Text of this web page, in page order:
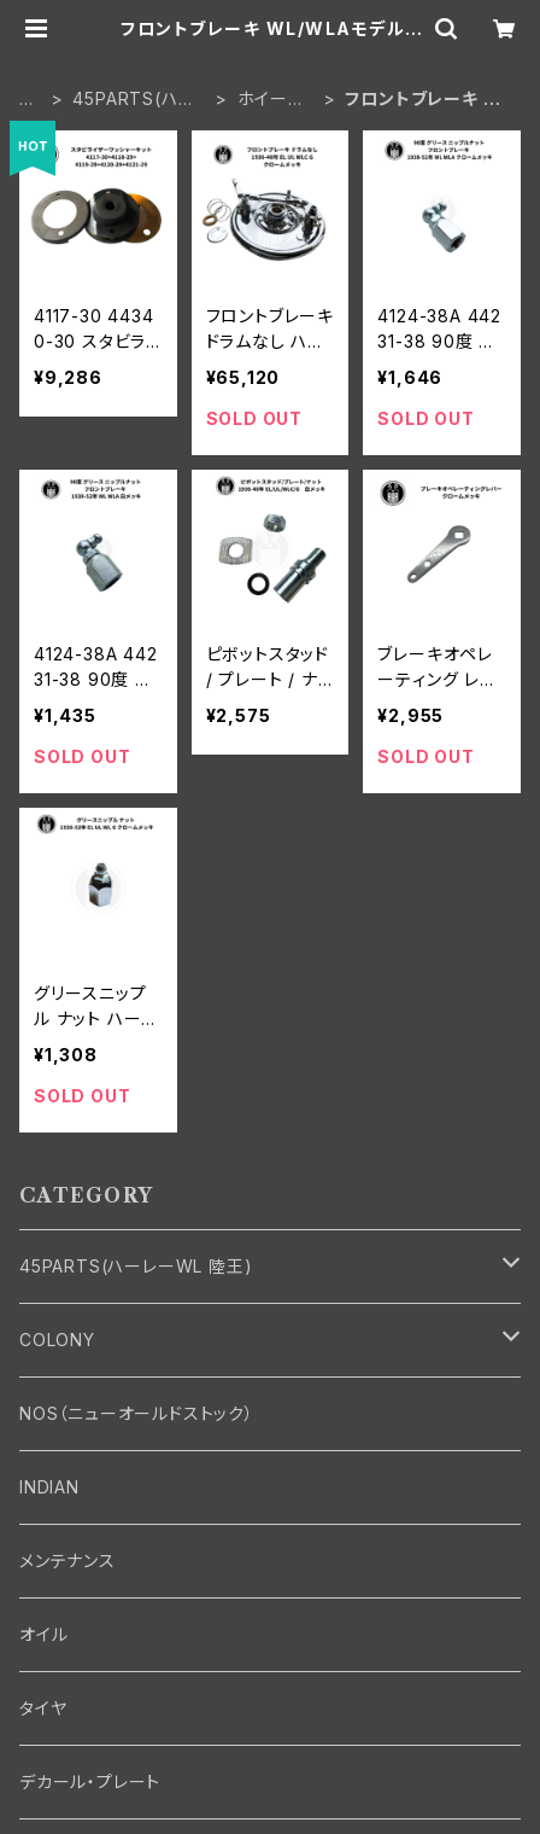
フロントブレーキ WL/WLAモデル |
H
O
M
E
45PARTS(ハー
ホイール・
フロントブレーキ W
4117-30 4434
0-30 スタビライ
ザー ワッシャー
キット ハーレー
ダビッドソン 193
WL WLA ブラッ
ク
¥9,286
フロントブレーキ
ドラムなし ハー
レーダビッドソン
1936-48年 EL
UL WLC G クロ
¥65,120
SOLD OUT
4124-38A 442
31-38 90度 グ
リース ニップル
ナット フロント
ブレーキ ハーレ
938-52年 WL
WLA クローム
¥1,646
SOLD OUT
4124-38A 442
31-38 90度 グ
リース ニップル
ナット フロント
ブレーキ ハーレ
938-52年 WL
WLA 白メッキ
¥1,435
SOLD OUT
ピボットスタッド
/ プレート / ナッ
ト ピポット + 4
059-35 + ナッ
ト ハーレーダビ
¥2,575
ブレーキオペレ
ーティング レバ
ー ハーレー 193
1-52年 DL RL
WL WLA クロ
¥2,955
SOLD OUT
グリースニップ
ル ナット ハーレ
ーダビッドソン 1
938-52年 EL U
L WL G クロー
¥1,308
SOLD OUT
CATEGORY
45PARTS(ハーレーWL 陸王)
エンジン
エンジン・シリンダーヘッド
バルブ・タペット関係
エンジン関係 ビックツイン
マフラー・インテーク・キャブレター
マフラー関係
インテーク・キャブレター関係
エレクトリカル
ジェネレーター関係
ディストリビューター関係
駆動系
ドライブチェーン関係
スプロケット・ベルトドライブキット
フロントフォーク・フレーム
フロントフォーク関係
ソフテイル用 New Springer Fork
シート・サドルバッグ
シートポスト関係
ハンドルバー・タンク・フェンダー
COLONY
Bolt・Nut
Nut
Screw
Front End・Rear End
Wheel-Brake
Fork-Shockabsorber
Motor
Motor
Carbrator
Transmission・Primary
Transmission-Shifter
Primary-clutch-Kickstarter
Gastank・Oiltank
Oilline
Electrical
NOS（ニューオールドストック）
INDIAN
メンテナンス
オイル
タイヤ
デカール・プレート